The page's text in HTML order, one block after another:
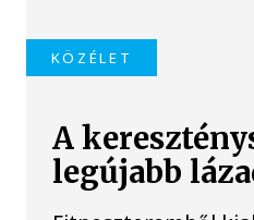
KÖZÉLET
A
legújabb